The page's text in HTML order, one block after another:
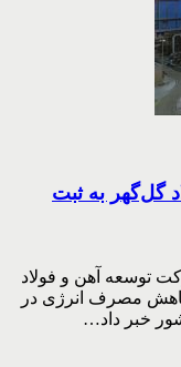
گل‌گهر به ثبت
توسعه آهن و فولاد
مصرف انرژی در
خبر داد…